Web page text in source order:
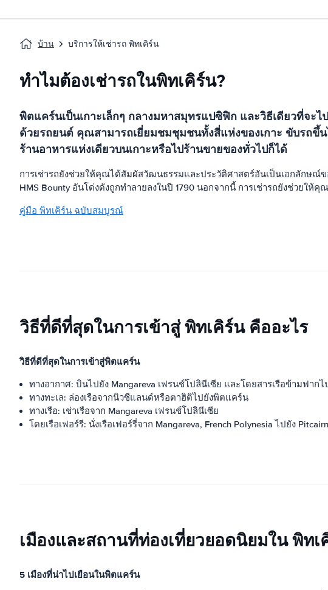
บ้าน บริการให้เช่ารถ พิทเคิร์น
ทำไมต้องเช่ารถในพิทเคิร์น?
พิตแคร์นเป็นเกาะเล็กๆ กลางมหาสมุทรแปซิฟิก และวิธีเดียวที่จะ
ด้วยรถยนต์ คุณสามารถเยี่ยมชมชุมชนทั้งสี่แห่งของเกาะ ขับรถขึ้
ร้านอาหารแห่งเดียวบนเกาะหรือไปร้านขายของทั่วไปก็ได้
การเช่ารถยังช่วยให้คุณได้สัมผัสวัฒนธรรมและประวัติศาสตร์อันเป็นเอกลักษณ์
HMS Bounty อันโด่งดังถูกทำลายลงในปี 1790 นอกจากนี้ การเช่ารถยังช่วยใ
คู่มือ พิทเคิร์น ฉบับสมบูรณ์
วิธีที่ดีที่สุดในการเข้าสู่ พิทเคิร์น คืออะไร
วิธีที่ดีที่สุดในการเข้าสู่พิตแคร์น
ทางอากาศ: บินไปยัง Mangareva เฟรนช์โปลินีเซีย และโดยสารเรือข้ามฟากไ
ทางทะเล: ล่องเรือจากนิวซีแลนด์หรือตาฮิติไปยังพิตแคร์น
ทางเรือ: เช่าเรือจาก Mangareva เฟรนช์โปลินีเซีย
โดยเรือเฟอร์รี: นั่งเรือเฟอร์รี่จาก Mangareva, French Polynesia ไปยัง Pitcairn
เมืองและสถานที่ท่องเที่ยวยอดนิยมใน พิทเ
5 เมืองที่น่าไปเยือนในพิตแคร์น